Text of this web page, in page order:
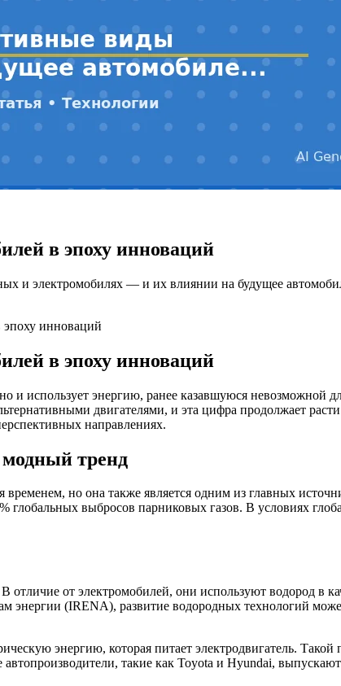
в эпоху инноваций
и электромобилях — и их влиянии на будущее
эпоху инноваций
в эпоху инноваций
и использует энергию, ранее казавшуюся
двигателями, и эта цифра продолжает
направлениях.
тренд
но она также является одним из главных
выбросов парниковых газов. В условиях
от электромобилей, они используют водород в
(IRENA), развитие водородных технологий
энергию, которая питает электродвигатель.
такие как Toyota и Hyundai,